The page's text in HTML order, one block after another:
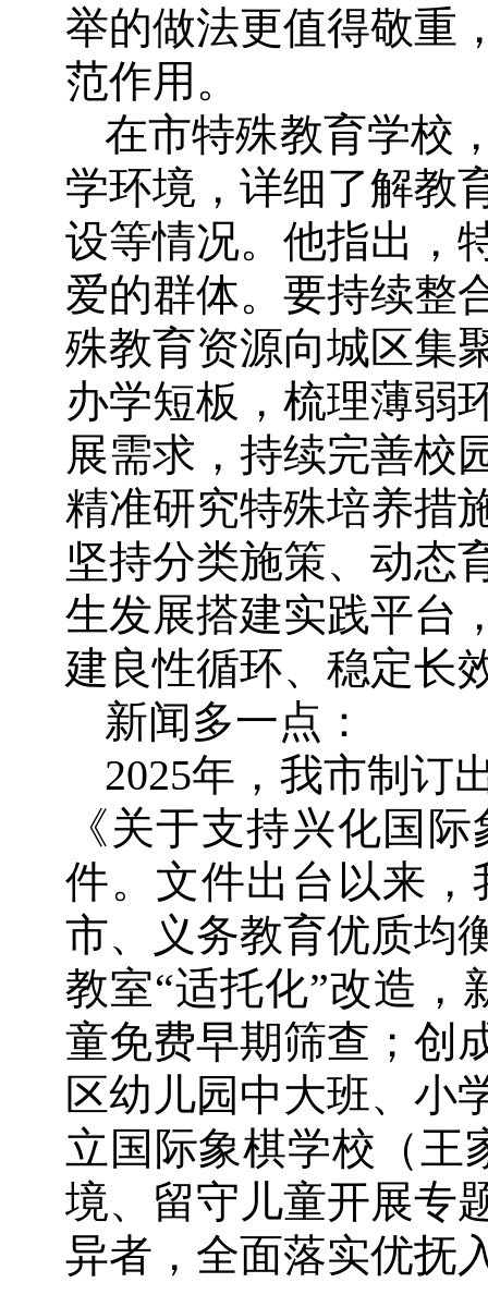
举的做法更值得敬重
范作用。
在市特殊教育学校
学环境，详细了解教
设等情况。他指出，
爱的群体。要持续整
殊教育资源向城区集
办学短板，梳理薄弱
展需求，持续完善校
精准研究特殊培养措
坚持分类施策、动态
生发展搭建实践平台
建良性循环、稳定长
新闻多一点：
2025年，我市制订
《关于支持兴化国
件。文件出台以来
市、义务教育优质均
教室“适托化”改造，
童免费早期筛查；创
区幼儿园中大班、小
立国际象棋学校（王
境、留守儿童开展专
异者，全面落实优抚